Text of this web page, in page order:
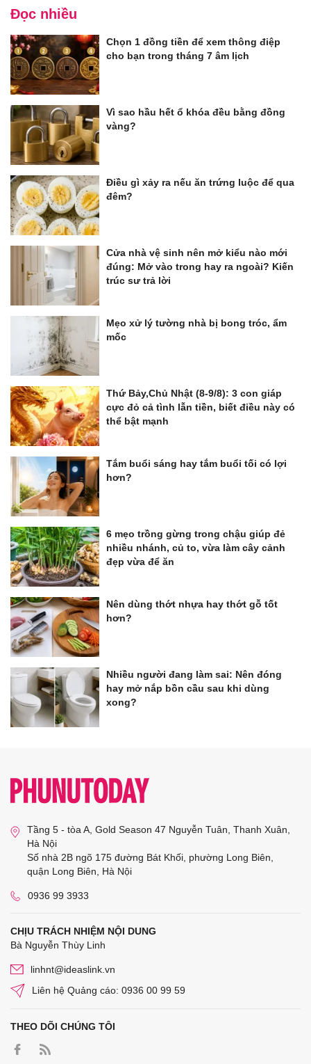
Đọc nhiều
Chọn 1 đồng tiền để xem thông điệp
cho bạn trong tháng 7 âm lịch
Vì sao hầu hết ổ khóa đều bằng đồng
vàng?
Điều gì xảy ra nếu ăn trứng luộc để qua
đêm?
Cửa nhà vệ sinh nên mở kiểu nào mới
đúng: Mở vào trong hay ra ngoài? Kiến
trúc sư trả lời
Mẹo xử lý tường nhà bị bong tróc, ẩm
mốc
Thứ Bảy,Chủ Nhật (8-9/8): 3 con giáp
cực đỏ cả tình lẫn tiền, biết điều này có
thể bật mạnh
Tắm buổi sáng hay tắm buổi tối có lợi
hơn?
6 mẹo trồng gừng trong chậu giúp đẻ
nhiều nhánh, củ to, vừa làm cây cảnh
đẹp vừa để ăn
Nên dùng thớt nhựa hay thớt gỗ tốt
hơn?
Nhiều người đang làm sai: Nên đóng
hay mở nắp bồn cầu sau khi dùng
xong?
Tầng 5 - tòa A, Gold Season 47 Nguyễn Tuân, Thanh Xuân,
Hà Nội
Số nhà 2B ngõ 175 đường Bát Khối, phường Long Biên,
quận Long Biên, Hà Nội
0936 99 3933
CHỊU TRÁCH NHIỆM NỘI DUNG
Bà Nguyễn Thùy Linh
linhnt@ideaslink.vn
Liên hệ Quảng cáo: 0936 00 99 59
THEO DÕI CHÚNG TÔI